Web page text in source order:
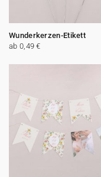
Wunderkerzen-Etikett
ab 0,49 €